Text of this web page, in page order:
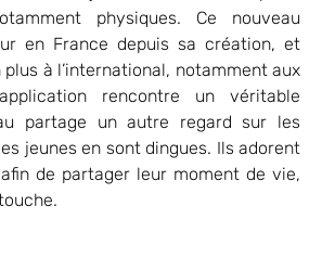
physiques. Ce nouveau
en France depuis sa création, et
plus à l’international, notamment aux
rencontre un véritable
partage un autre regard sur les
jeunes en sont dingues. Ils adorent
de partager leur moment de vie,